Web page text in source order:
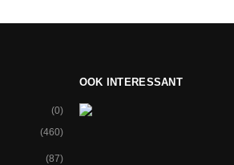
(0)
(460)
(87)
OOK INTERESSANT